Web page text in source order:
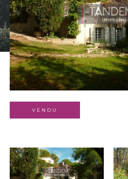
VENDU
Budget
Surface
Surface
Pièces
Pièces
TERRASSE